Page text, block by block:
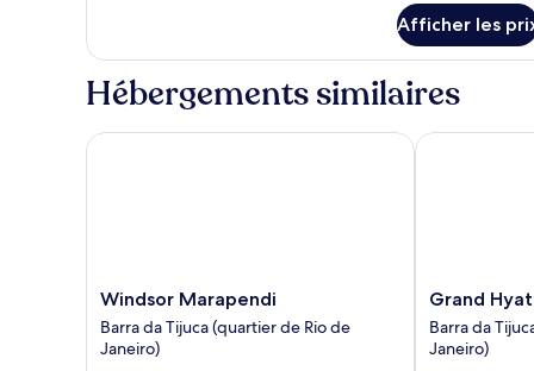
au
bar-
salon,
vue
sur
présidentielle,
accès
au
salon,
Afficher les
Hébergements similaires
Windsor
Marapendi
Barra
da
Windsor Marapendi
Barra da Tijuca (quartier de Rio de
Janeiro)
Windsor Marapendi
Grand
Hyatt
Rio
De
Grand
Barra da
Janeiro)
Grand Hyatt